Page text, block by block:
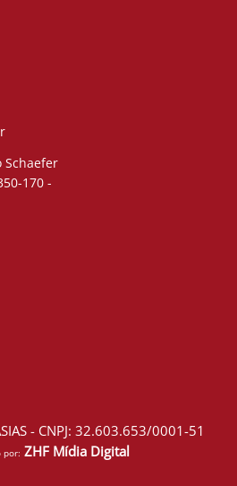
Schaefer
170 -
- CNPJ: 32.603.653/0001-51
por: ZHF Mídia Digital